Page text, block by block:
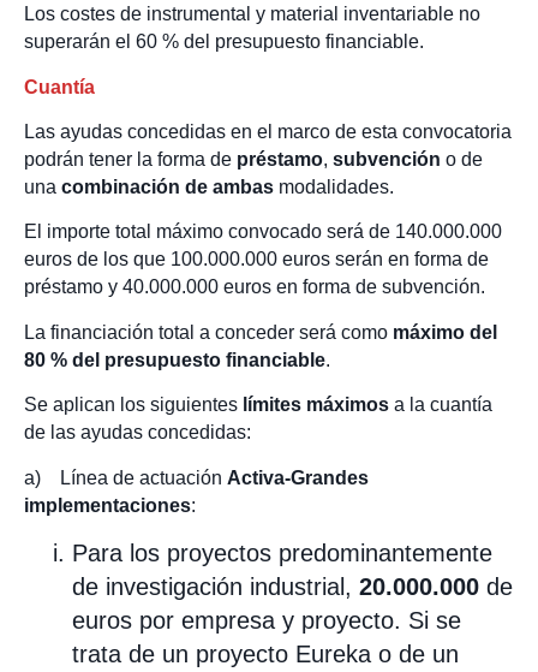
Los costes de instrumental y material inventariable no
superarán el 60 % del presupuesto financiable.
Cuantía
Las ayudas concedidas en el marco de esta convocatoria
podrán tener la forma de préstamo, subvención o de
una combinación de ambas modalidades.
El importe total máximo convocado será de 140.000.000
euros de los que 100.000.000 euros serán en forma de
préstamo y 40.000.000 euros en forma de subvención.
La financiación total a conceder será como máximo del
80 % del presupuesto financiable.
Se aplican los siguientes límites máximos a la cuantía
de las ayudas concedidas:
a) Línea de actuación Activa-Grandes
implementaciones:
Para los proyectos predominantemente
de investigación industrial, 20.000.000 de
euros por empresa y proyecto. Si se
trata de un proyecto Eureka o de un